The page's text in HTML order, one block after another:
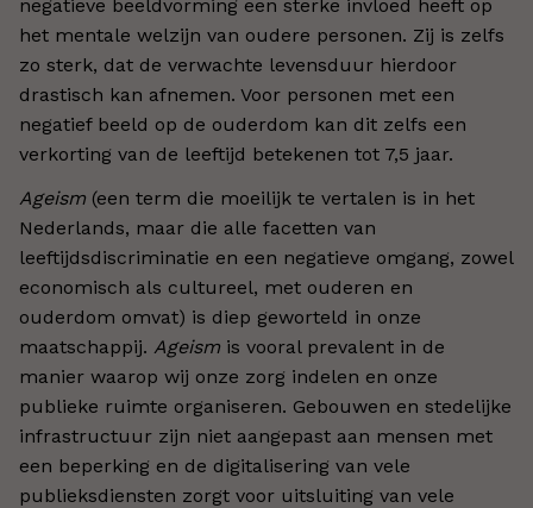
negatieve beeldvorming een sterke invloed heeft op
het mentale welzijn van oudere personen. Zij is zelfs
zo sterk, dat de verwachte levensduur hierdoor
drastisch kan afnemen. Voor personen met een
negatief beeld op de ouderdom kan dit zelfs een
verkorting van de leeftijd betekenen tot 7,5 jaar.
Ageism (een term die moeilijk te vertalen is in het
Nederlands, maar die alle facetten van
leeftijdsdiscriminatie en een negatieve omgang, zowel
economisch als cultureel, met ouderen en
ouderdom omvat) is diep geworteld in onze
maatschappij. Ageism is vooral prevalent in de
manier waarop wij onze zorg indelen en onze
publieke ruimte organiseren. Gebouwen en stedelijke
infrastructuur zijn niet aangepast aan mensen met
een beperking en de digitalisering van vele
publieksdiensten zorgt voor uitsluiting van vele